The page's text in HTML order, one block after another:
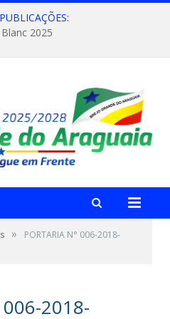
2025
»
PORTARIA N° 006-2018-
006-2018-